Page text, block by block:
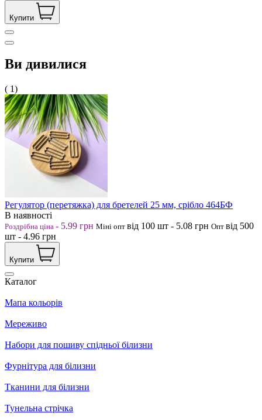
Купити
Ви дивилися
( 1)
Регулятор (перетяжка) для бретелей 25 мм, срібло 464БФ
В наявності
Роздрібна ціна - 5.99 грн Міні опт від 100 шт - 5.08 грн Опт від 500
шт - 4.96 грн
Купити
Каталог
Мапа кольорів
Мереживо
Набори для пошиву спідньої білизни
Фурнітура для білизни
Тканини для білизни
Тунельна стрічка